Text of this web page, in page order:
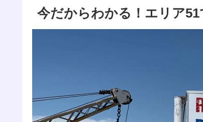
今だからわかる！エリア51